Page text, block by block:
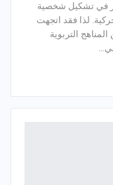
في تشكيل شخصية
لذا فقد اتجهت
التربوية
في…